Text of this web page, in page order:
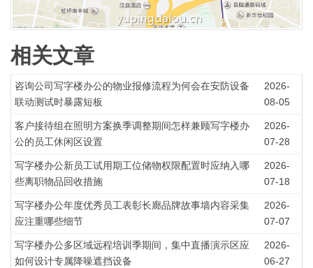
相关文章
咨询公司写字楼办公的物业报修流程为何会在安防设备
联动测试时暴露短板
2026-
08-05
客户接待组在照明方案换季调整期间怎样兼顾写字楼办
公的员工休闲区设置
2026-
07-28
写字楼办公新员工试用期工位储物权限配置时应纳入哪
些离职物品回收措施
2026-
07-18
写字楼办公年度优秀员工表彰长廊品牌故事墙内容采集
应注重哪些细节
2026-
07-07
写字楼办公多区域远程培训季期间，集中直播演示区应
如何设计专属降噪遮挡设备
2026-
06-27